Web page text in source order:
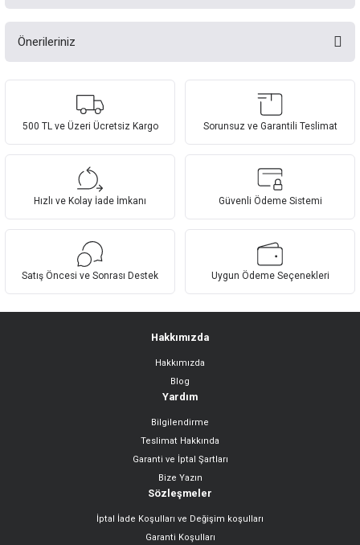
Önerileriniz
Bu ürünün fiyat bilgisi, resim, ürün açıklamalarında ve diğer konularda
yetersiz gördüğünüz noktaları öneri formunu kullanarak tarafımıza
Görüş ve önerileriniz için teşekkür ederiz.
Ürün resmi kalitesiz, bozuk veya görüntülenemiyor.
Ürün açıklamasında eksik bilgiler bulunuyor.
Bu ürüne benzer farklı alternatifler olmalı.
Gönder
500 TL ve Üzeri Ücretsiz Kargo Sorunsuz ve Garantili Teslimat
Hızlı ve Kolay İade İmkanı Güvenli Ödeme Sistemi
Satış Öncesi ve Sonrası Destek Uygun Ödeme Seçenekleri
Hakkımızda
Hakkımızda
Blog
Yardım
Bilgilendirme
Teslimat Hakkında
Garanti ve İptal Şartları
Bize Yazın
Sözleşmeler
İptal İade Koşulları ve Değişim koşulları
Garanti Koşulları